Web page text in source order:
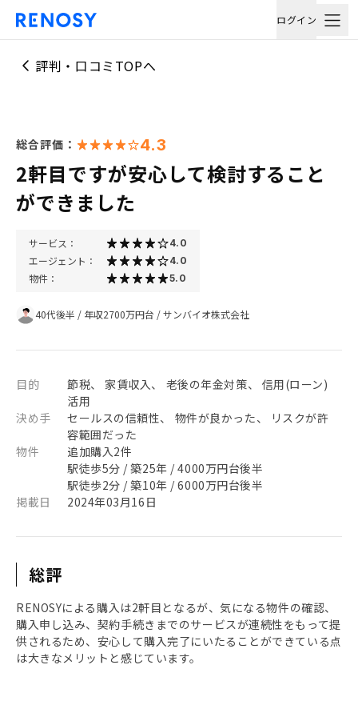
ログイン
評判・口コミTOPへ
総合評価： 4.3
2軒目ですが安心して検討すること
ができました
サービス： 4.0
エージェント： 4.0
物件： 5.0
40代後半 / 年収2700万円台 /サンバイオ株式会社
目的
節税、 家賃収入、 老後の年金対策、 信用(ローン)
活用
決め手
セールスの信頼性、 物件が良かった、 リスクが許
容範囲だった
物件
追加購入2件
駅徒歩5分 / 築25年 / 4000万円台後半
駅徒歩2分 / 築10年 / 6000万円台後半
掲載日
2024年03月16日
総評
RENOSYによる購入は2軒目となるが、気になる物件の確認、
購入申し込み、契約手続きまでのサービスが連続性をもって提
供されるため、安心して購入完了にいたることができている点
は大きなメリットと感じています。